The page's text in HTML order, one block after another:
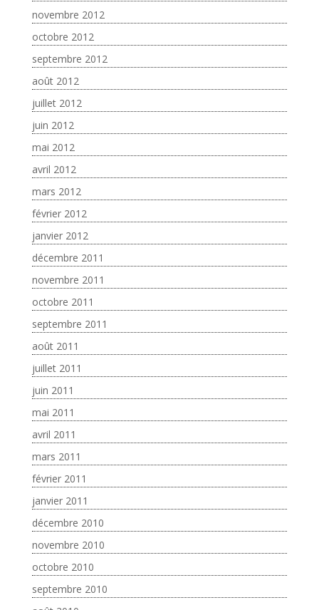
novembre 2012
octobre 2012
septembre 2012
août 2012
juillet 2012
juin 2012
mai 2012
avril 2012
mars 2012
février 2012
janvier 2012
décembre 2011
novembre 2011
octobre 2011
septembre 2011
août 2011
juillet 2011
juin 2011
mai 2011
avril 2011
mars 2011
février 2011
janvier 2011
décembre 2010
novembre 2010
octobre 2010
septembre 2010